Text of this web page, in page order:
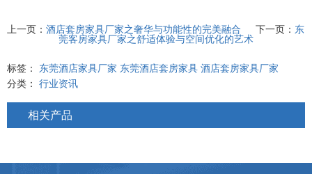
上一页： 酒店套房家具厂家之奢华与功能性的完美融合 下一页： 东
莞客房家具厂家之舒适体验与空间优化的艺术
标签： 东莞酒店家具厂家 东莞酒店套房家具 酒店套房家具厂家
分类： 行业资讯
相关产品